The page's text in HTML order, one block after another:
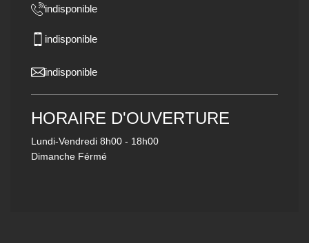
indisponible
indisponible
indisponible
HORAIRE D'OUVERTURE
Lundi-Vendredi 8h00 - 18h00
Dimanche Férmé